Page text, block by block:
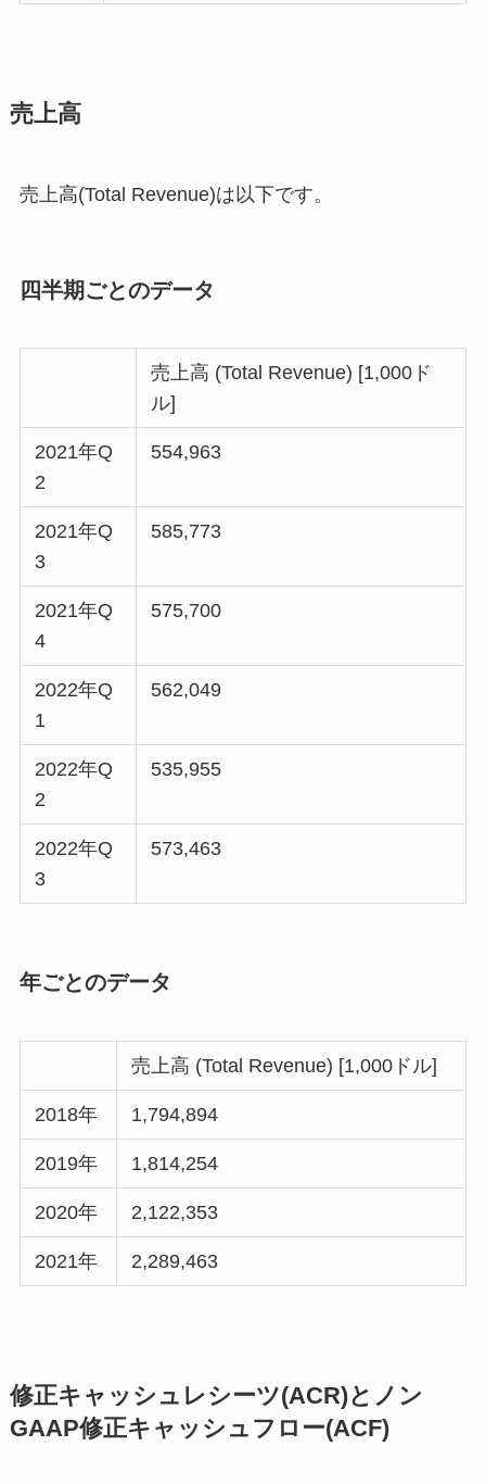
売上高
売上高(Total Revenue)は以下です。
四半期ごとのデータ
売上高 (Total Revenue) [1,000ド
ル]
2021年Q
2
554,963
2021年Q
3
585,773
2021年Q
4
575,700
2022年Q
1
562,049
2022年Q
2
535,955
2022年Q
3
573,463
年ごとのデータ
売上高 (Total Revenue) [1,000ドル]
2018年 1,794,894
2019年 1,814,254
2020年 2,122,353
2021年 2,289,463
修正キャッシュレシーツ(ACR)とノン
GAAP修正キャッシュフロー(ACF)